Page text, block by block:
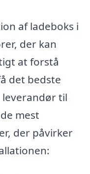
af ladeboks i
der kan
at forstå
det bedste
til
mest
der påvirker